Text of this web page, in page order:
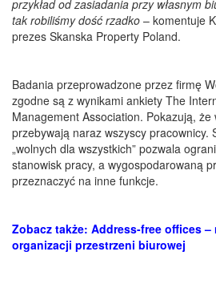
przykład od zasiadania przy własnym
tak robiliśmy dość rzadko – komentuje
prezes Skanska Property Poland.
Badania przeprowadzone przez firmę
zgodne są z wynikami ankiety The
Management Association. Pokazują,
przebywają naraz wszyscy pracownicy.
„wolnych dla wszystkich” pozwala
stanowisk pracy, a wygospodarowaną
przeznaczyć na inne funkcje.
Zobacz także: Address-free offices
organizacji przestrzeni biurowej